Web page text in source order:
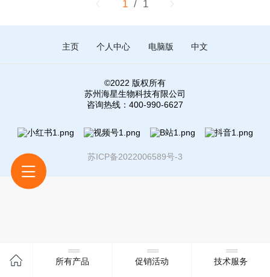
1 / 1
主页 个人中心 电脑版 中文
©2022 版权所有
苏州海星生物科技有限公司
咨询热线：400-990-6627
苏ICP备2022006589号-3
所有产品 促销活动 技术服务